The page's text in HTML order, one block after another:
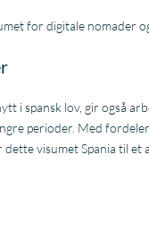
for digitale nomader
i spansk lov, gir også
perioder. Med
visumet Spania til